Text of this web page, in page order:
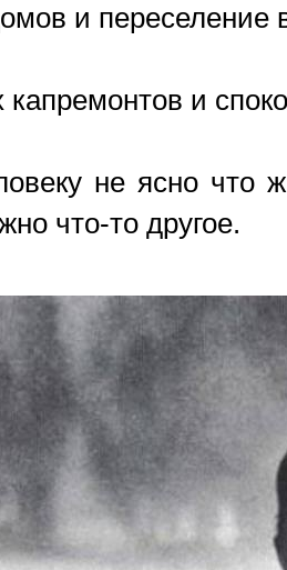
и переселение
капремонтов и
не ясно что
что-то другое.